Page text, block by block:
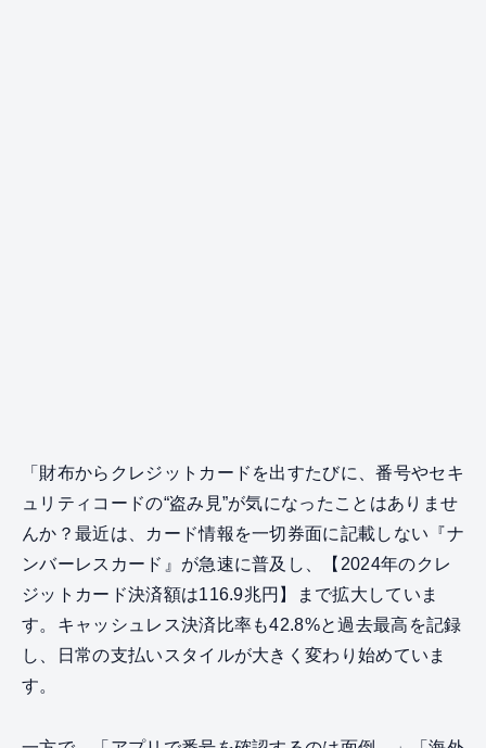
「財布からクレジットカードを出すたびに、番号やセキ
ュリティコードの“盗み見”が気になったことはありませ
んか？最近は、カード情報を一切券面に記載しない『ナ
ンバーレスカード』が急速に普及し、【2024年のクレ
ジットカード決済額は116.9兆円】まで拡大していま
す。キャッシュレス決済比率も42.8%と過去最高を記録
し、日常の支払いスタイルが大きく変わり始めていま
す。